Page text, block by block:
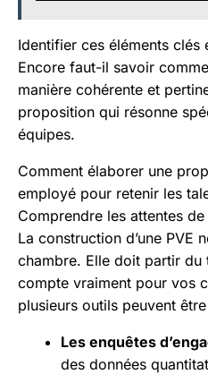
Identifier ces éléments clés
Encore faut-il savoir
manière cohérente et
proposition qui résonne
équipes.
Comment élaborer une
employé pour retenir les
Comprendre les attentes
La construction d’une PVE
chambre. Elle doit partir du
compte vraiment pour vos
plusieurs outils peuvent
Les enquêtes
des données